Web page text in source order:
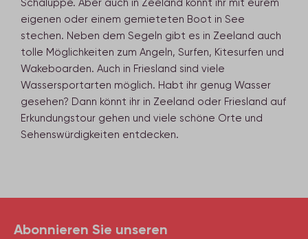
Schaluppe. Aber auch in Zeeland könnt ihr mit eurem
eigenen oder einem gemieteten Boot in See
stechen. Neben dem Segeln gibt es in Zeeland auch
tolle Möglichkeiten zum Angeln, Surfen, Kitesurfen und
Wakeboarden. Auch in Friesland sind viele
Wassersportarten möglich. Habt ihr genug Wasser
gesehen? Dann könnt ihr in Zeeland oder Friesland auf
Erkundungstour gehen und viele schöne Orte und
Sehenswürdigkeiten entdecken.
Abonnieren Sie unseren